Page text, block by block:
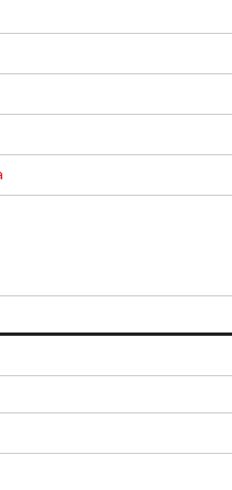
Qui est assuré
Résumé de la
matière
d’assurance
Bulletins